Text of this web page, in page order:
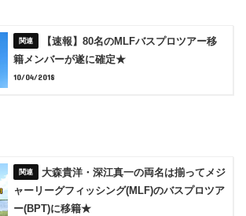
【速報】80名のMLFバスプロツアー移
籍メンバーが遂に確定★
10/04/2018
大森貴洋・深江真一の両名は揃ってメジ
ャーリーグフィッシング(MLF)のバスプロツア
ー(BPT)に移籍★